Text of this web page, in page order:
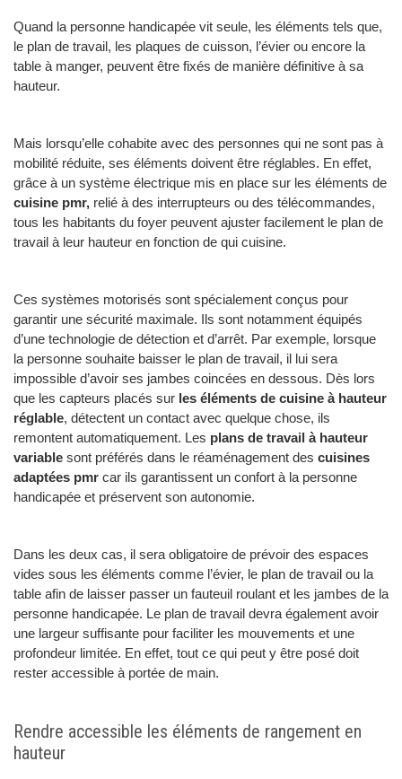
Quand la personne handicapée vit seule, les éléments tels que,
le plan de travail, les plaques de cuisson, l’évier ou encore la
table à manger, peuvent être fixés de manière définitive à sa
hauteur.
Mais lorsqu’elle cohabite avec des personnes qui ne sont pas à
mobilité réduite, ses éléments doivent être réglables. En effet,
grâce à un système électrique mis en place sur les éléments de
cuisine pmr, relié à des interrupteurs ou des télécommandes,
tous les habitants du foyer peuvent ajuster facilement le plan de
travail à leur hauteur en fonction de qui cuisine.
Ces systèmes motorisés sont spécialement conçus pour
garantir une sécurité maximale. Ils sont notamment équipés
d’une technologie de détection et d’arrêt. Par exemple, lorsque
la personne souhaite baisser le plan de travail, il lui sera
impossible d’avoir ses jambes coincées en dessous. Dès lors
que les capteurs placés sur les éléments de cuisine à hauteur
réglable, détectent un contact avec quelque chose, ils
remontent automatiquement. Les plans de travail à hauteur
variable sont préférés dans le réaménagement des cuisines
adaptées pmr car ils garantissent un confort à la personne
handicapée et préservent son autonomie.
Dans les deux cas, il sera obligatoire de prévoir des espaces
vides sous les éléments comme l’évier, le plan de travail ou la
table afin de laisser passer un fauteuil roulant et les jambes de la
personne handicapée. Le plan de travail devra également avoir
une largeur suffisante pour faciliter les mouvements et une
profondeur limitée. En effet, tout ce qui peut y être posé doit
rester accessible à portée de main.
Rendre accessible les éléments de rangement en
hauteur